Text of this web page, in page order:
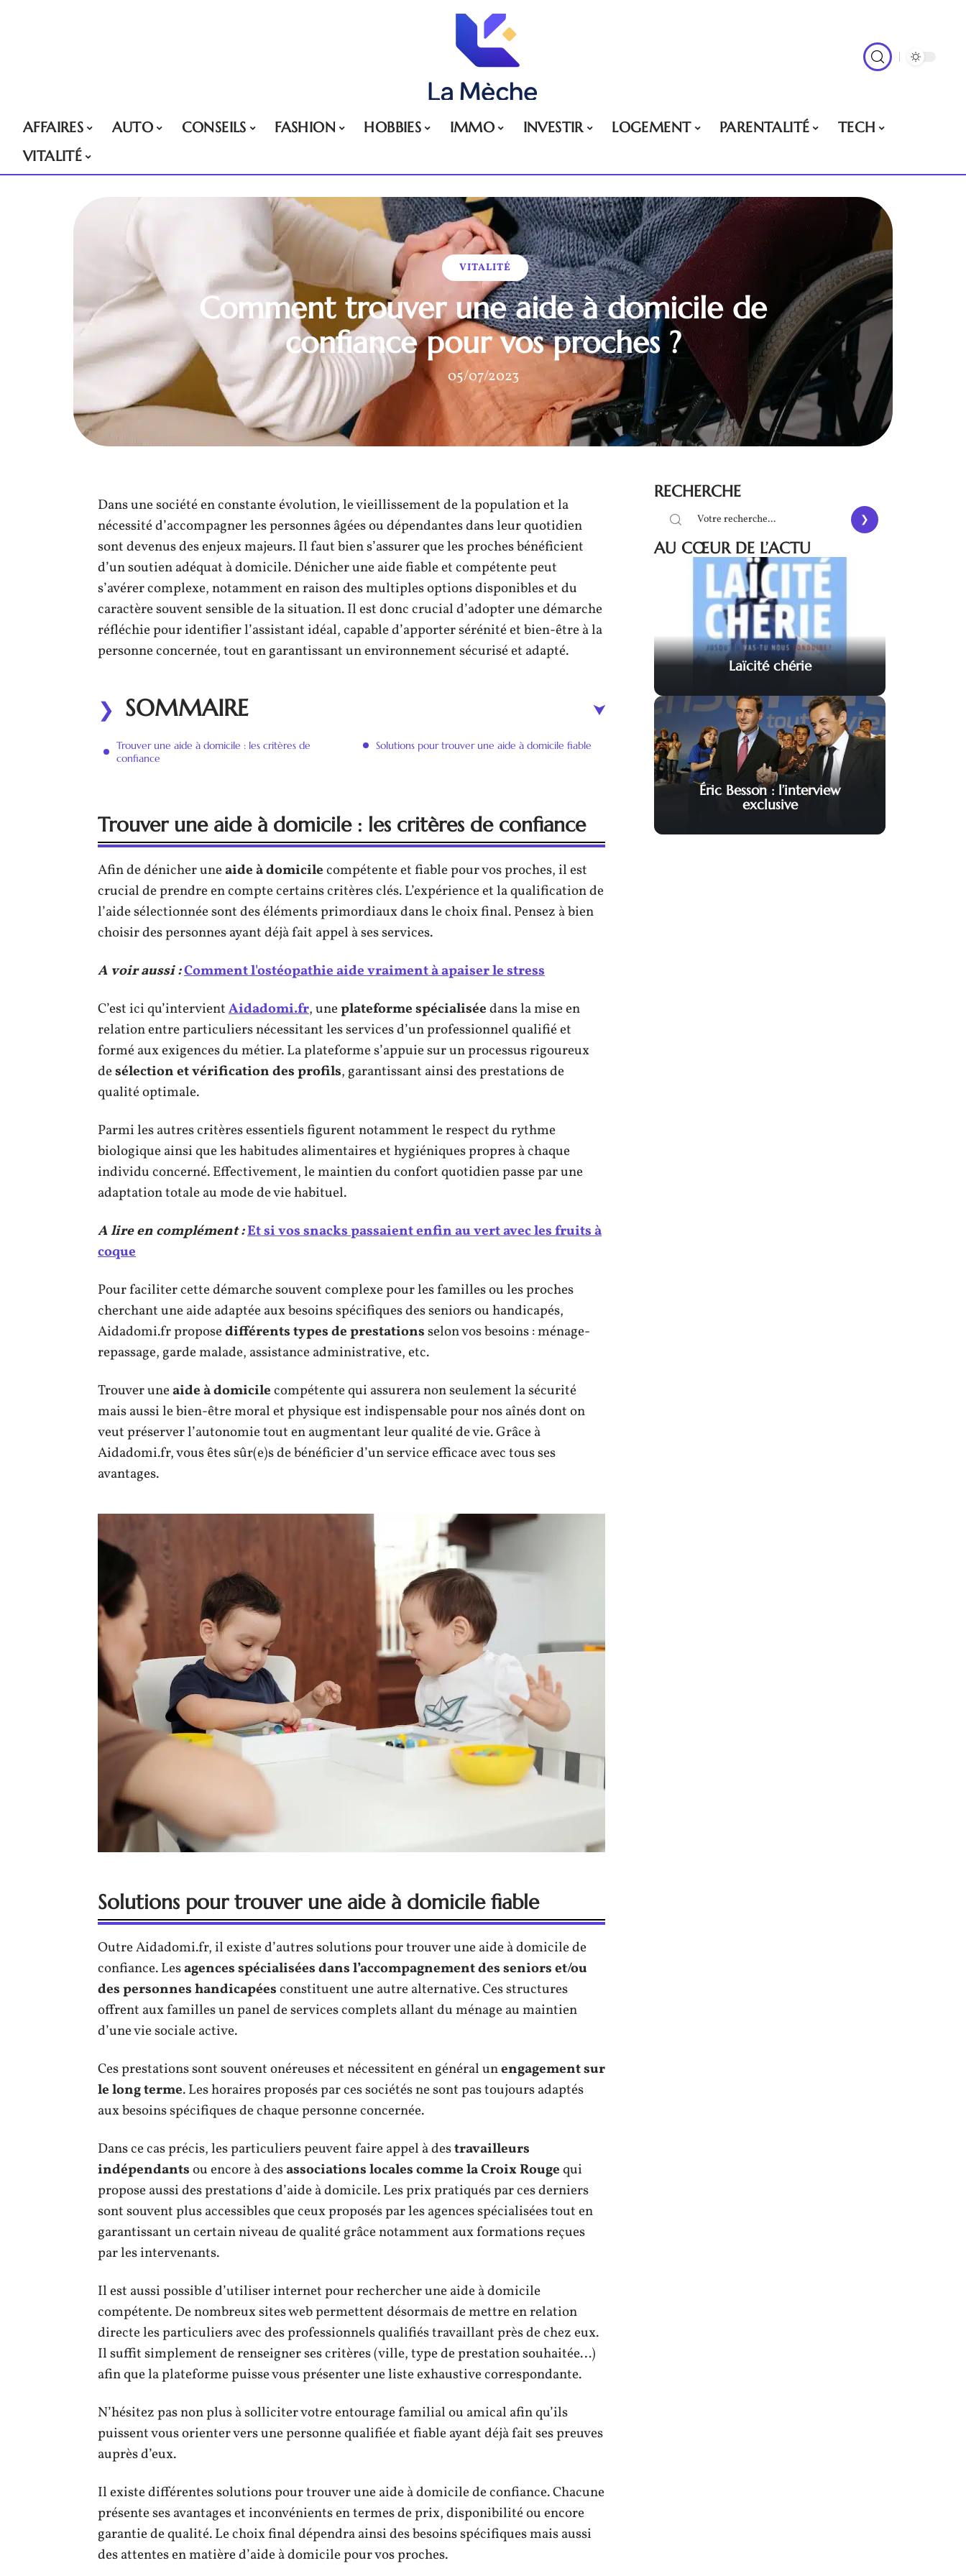
AFFAIRES AUTO CONSEILS FASHION HOBBIES IMMO INVESTIR LOGEMENT PARENTALITÉ
TECH
VITALITÉ
VITALITÉ
Comment trouver une aide à domicile de
confiance pour vos proches ?
05/07/2023
Dans une société en constante évolution, le vieillissement de la population et la
nécessité d’accompagner les personnes âgées ou dépendantes dans leur quotidien
sont devenus des enjeux majeurs. Il faut bien s’assurer que les proches bénéficient
d’un soutien adéquat à domicile. Dénicher une aide fiable et compétente peut
s’avérer complexe, notamment en raison des multiples options disponibles et du
caractère souvent sensible de la situation. Il est donc crucial d’adopter une démarche
réfléchie pour identifier l’assistant idéal, capable d’apporter sérénité et bien-être à la
personne concernée, tout en garantissant un environnement sécurisé et adapté.
SOMMAIRE
Trouver une aide à domicile : les critères de
confiance
Solutions pour trouver une aide à domicile fiable
Trouver une aide à domicile : les critères de confiance
Afin de dénicher uneaide à domicilecompétente et fiable pour vos proches, il est
crucial de prendre en compte certains critères clés. L’expérience et la qualification de
l’aide sélectionnée sont des éléments primordiaux dans le choix final. Pensez à bien
choisir des personnes ayant déjà fait appel à ses services.
A voir aussi :Comment l'ostéopathie aide vraiment à apaiser le stress
C’est ici qu’intervientAidadomi.fr, uneplateforme spécialiséedans la mise en
relation entre particuliers nécessitant les services d’un professionnel qualifié et
formé aux exigences du métier. La plateforme s’appuie sur un processus rigoureux
desélection et vérification des profils, garantissant ainsi des prestations de
qualité optimale.
Parmi les autres critères essentiels figurent notamment le respect du rythme
biologique ainsi que les habitudes alimentaires et hygiéniques propres à chaque
individu concerné. Effectivement, le maintien du confort quotidien passe par une
adaptation totale au mode de vie habituel.
A lire en complément :Et si vos snacks passaient enfin au vert avec les fruits à
coque
Pour faciliter cette démarche souvent complexe pour les familles ou les proches
cherchant une aide adaptée aux besoins spécifiques des seniors ou handicapés,
Aidadomi.fr proposedifférents types de prestationsselon vos besoins : ménage-
repassage, garde malade, assistance administrative, etc.
Trouver uneaide à domicilecompétente qui assurera non seulement la sécurité
mais aussi le bien-être moral et physique est indispensable pour nos aînés dont on
veut préserver l’autonomie tout en augmentant leur qualité de vie. Grâce à
Aidadomi.fr, vous êtes sûr(e)s de bénéficier d’un service efficace avec tous ses
avantages.
Solutions pour trouver une aide à domicile fiable
Outre Aidadomi.fr, il existe d’autres solutions pour trouver une aide à domicile de
confiance. Lesagences spécialisées dans l’accompagnement des seniors et/ou
des personnes handicapéesconstituent une autre alternative. Ces structures
offrent aux familles un panel de services complets allant du ménage au maintien
d’une vie sociale active.
Ces prestations sont souvent onéreuses et nécessitent en général unengagement sur
le long terme. Les horaires proposés par ces sociétés ne sont pas toujours adaptés
aux besoins spécifiques de chaque personne concernée.
Dans ce cas précis, les particuliers peuvent faire appel à destravailleurs
indépendantsou encore à desassociations locales comme la Croix Rougequi
propose aussi des prestations d’aide à domicile. Les prix pratiqués par ces derniers
sont souvent plus accessibles que ceux proposés par les agences spécialisées tout en
garantissant un certain niveau de qualité grâce notamment aux formations reçues
par les intervenants.
Il est aussi possible d’utiliser internet pour rechercher une aide à domicile
compétente. De nombreux sites web permettent désormais de mettre en relation
directe les particuliers avec des professionnels qualifiés travaillant près de chez eux.
Il suffit simplement de renseigner ses critères (ville, type de prestation souhaitée…)
afin que la plateforme puisse vous présenter une liste exhaustive correspondante.
N’hésitez pas non plus à solliciter votre entourage familial ou amical afin qu’ils
puissent vous orienter vers une personne qualifiée et fiable ayant déjà fait ses preuves
auprès d’eux.
Il existe différentes solutions pour trouver une aide à domicile de confiance. Chacune
présente ses avantages et inconvénients en termes de prix, disponibilité ou encore
garantie de qualité. Le choix final dépendra ainsi des besoins spécifiques mais aussi
des attentes en matière d’aide à domicile pour vos proches.
RECHERCHE
AU CŒUR DE L’ACTU
Laïcité chérie
Éric Besson : l’interview
exclusive